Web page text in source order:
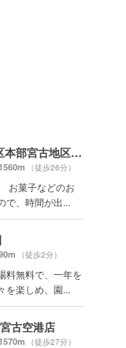
JAおきなわ宮古地区本部宮古地区営農センター あたらす市場
（徒歩26分）
お菓子などのお
で、時間が出...
（徒歩2分）
料無料で、一年を
を楽しめ、園...
古空港店
（徒歩27分）